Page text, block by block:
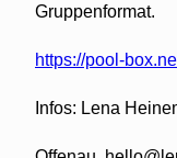
Gruppenformat.
https://pool-
Infos: Lena